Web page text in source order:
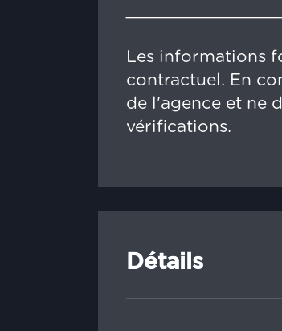
Les informations
contractuel. En
de l'agence et ne
vérifications.
Détails